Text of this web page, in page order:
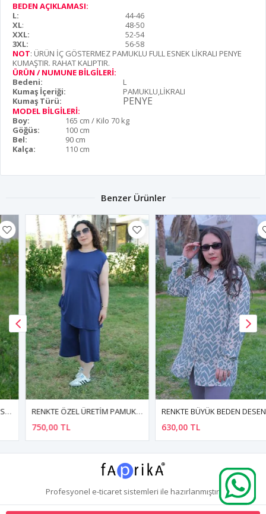
BEDEN AÇIKLAMASI:
L:
44-46
XL:
48-50
XXL:
52-54
3XL:
56-58
NOT: ÜRÜN İÇ GÖSTERMEZ PAMUKLU FULL ESNEK LİKRALI PENYE
KUMAŞTIR. RAHAT KALIPTIR.
ÜRÜN / NUMUNE BİLGİLERİ:
Bedeni:
L
Kumaş İçeriği:
PAMUKLU,LİKRALI
Kumaş Türü:
PENYE
MODEL BİLGİLERİ:
Boy:
165 cm / Kilo 70 kg
Göğüs:
100 cm
Bel:
90 cm
Kalça:
110 cm
Benzer Ürünler
RENKTE ÖZEL ÜRETİM PAMUKLU PENYE LACİVERT KAPRİLİ TAKIM
750,00 TL
RENKTE BÜYÜK BEDEN DESENLİ DÜĞMELİ GÖMLEK
630,00 TL
Profesyonel e-ticaretsistemleri ile hazırlanmıştır.